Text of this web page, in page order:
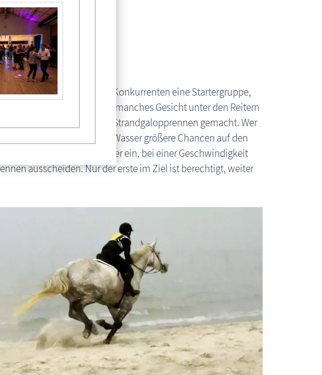
Fischländer Strandgalopprennen
cm
Meistens bilden zwei Konkurrenten eine Startergruppe,
am Start. So manches Gesicht unter den Reitern
Erfahrungen beim Strandgalopprennen gemacht. Wer
festeren Untergrund am Wasser größere Chancen auf den
die Hufe der Pferde tiefer ein, bei einer Geschwindigkeit
ausscheiden. Nur der erste im Ziel ist berechtigt, weiter